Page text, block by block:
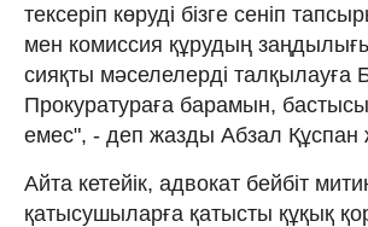
тексеріп көруді бізге сеніп
мен комиссия құрудың заңдылығы,
сияқты мәселелерді талқылауға
Прокуратураға барамын,
емес", - деп жазды Абзал Құспан
Айта кетейік, адвокат бейбіт
қатысушыларға қатысты құқық